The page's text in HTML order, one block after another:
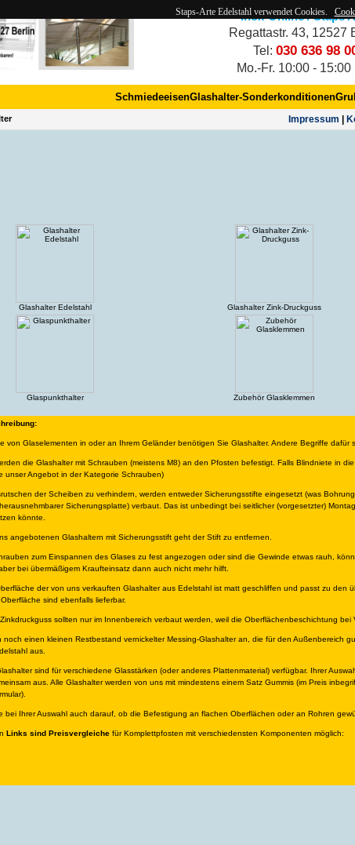
Staps-Arte Edelstahl verwendet Cookies.
Inox-Online / Staps
Regattastr. 43, 12527
Tel: 030 636 98
Mo.-Fr. 10:00 - 15:00
SchmiedeeisenGlashalter-Sonderkonditionen
Impres­sum
Glashalter Edelstahl Glashalter Zink-Druckguss
Glaspunkthalter Zubehör Glasklemmen
von Glaselementen in oder an Ihrem Geländer benötigen Sie Glashalter. Andere Begriffe dafür
die Glashalter mit Schrauben (meistens M8) an den Pfosten befestigt. Falls Blindniete in
unser Angebot in der Kategorie Schrauben)
der Scheiben zu verhindern, werden entweder Sicherungsstifte eingesetzt (was
Sicherungsplatte) verbaut. Das ist unbedingt bei seitlicher (vorgesetzter)
könnte.
angebotenen Glashaltern mit Sicherungsstift geht der Stift zu entfernen.
zum Einspannen des Glases zu fest angezogen oder sind die Gewinde etwas rauh,
bei übermäßigem Kraufteinsatz dann auch nicht mehr hilft.
der von uns verkauften Glashalter aus Edelstahl ist matt geschliffen und passt zu den
sind ebenfalls lieferbar.
sollten nur im Innenbereich verbaut werden, weil die Oberflächenbeschichtung
noch einen kleinen Restbestand vernickelter Messing-Glashalter an, die für den Außenbereich
aus.
sind für verschiedene Glasstärken (oder anderes Plattenmaterial) verfügbar. Ihrer
aus. Alle Glashalter werden von uns mit mindestens einem Satz Gummis (im Preis
bei Ihrer Auswahl auch darauf, ob die Befestigung an flachen Oberflächen oder an Rohren
Links sind Preisvergleiche für Komplettpfosten mit verschiedensten Komponenten möglich: